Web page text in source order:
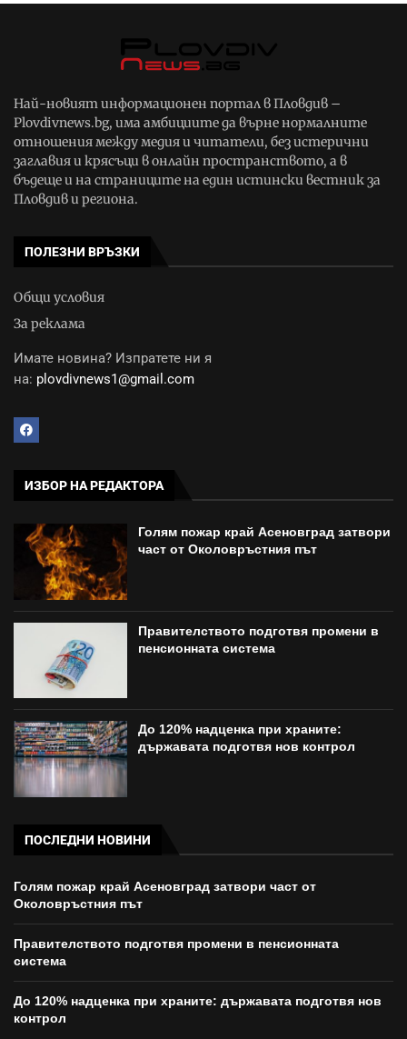
Най-новият информационен портал в Пловдив –
Plovdivnews.bg, има амбициите да върне нормалните
отношения между медия и читатели, без истерични
заглавия и крясъци в онлайн пространството, а в
бъдеще и на страниците на един истински вестник за
Пловдив и региона.
ПОЛЕЗНИ ВРЪЗКИ
Общи условия
За реклама
Имате новина? Изпратете ни я
на: plovdivnews1@gmail.com
ИЗБОР НА РЕДАКТОРА
Голям пожар край Асеновград затвори
част от Околовръстния път
Правителството подготвя промени в
пенсионната система
До 120% надценка при храните:
държавата подготвя нов контрол
ПОСЛЕДНИ НОВИНИ
Голям пожар край Асеновград затвори част от
Околовръстния път
Правителството подготвя промени в пенсионната
система
До 120% надценка при храните: държавата подготвя нов
контрол